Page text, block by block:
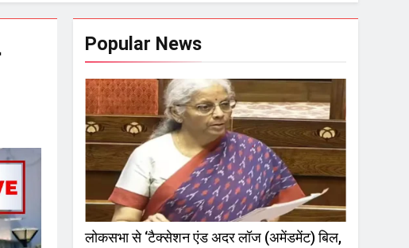
Popular News
लोकसभा से ‘टैक्सेशन एंड अदर लॉज (अमेंडमेंट) बिल,